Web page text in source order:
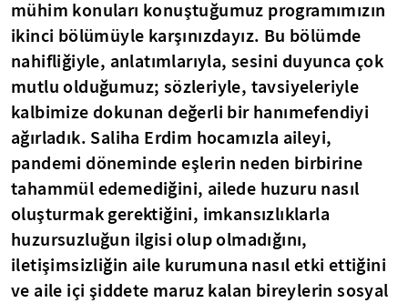
mühim konuları konuştuğumuz programımızın
ikinci bölümüyle karşınızdayız. Bu bölümde
nahifliğiyle, anlatımlarıyla, sesini duyunca çok
mutlu olduğumuz; sözleriyle, tavsiyeleriyle
kalbimize dokunan değerli bir hanımefendiyi
ağırladık. Saliha Erdim hocamızla aileyi,
pandemi döneminde eşlerin neden birbirine
tahammül edemediğini, ailede huzuru nasıl
oluşturmak gerektiğini, imkansızlıklarla
huzursuzluğun ilgisi olup olmadığını,
iletişimsizliğin aile kurumuna nasıl etki ettiğini
ve aile içi şiddete maruz kalan bireylerin sosyal